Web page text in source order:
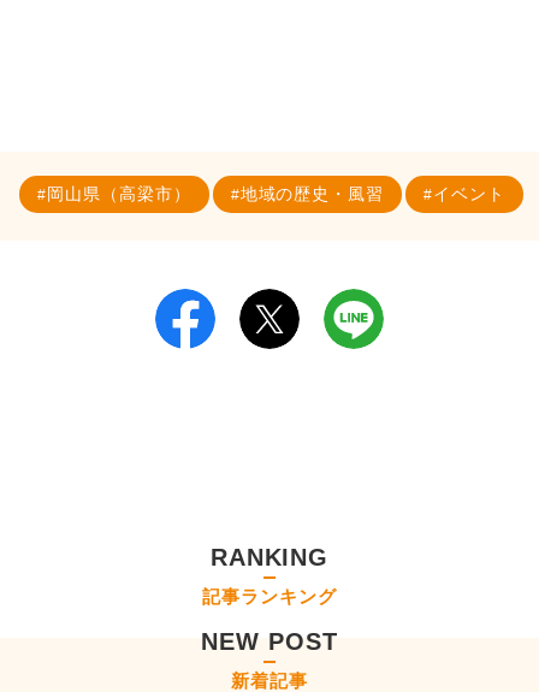
岡山県（高梁市） 地域の歴史・風習 イベント
RANKING
記事ランキング
NEW POST
新着記事